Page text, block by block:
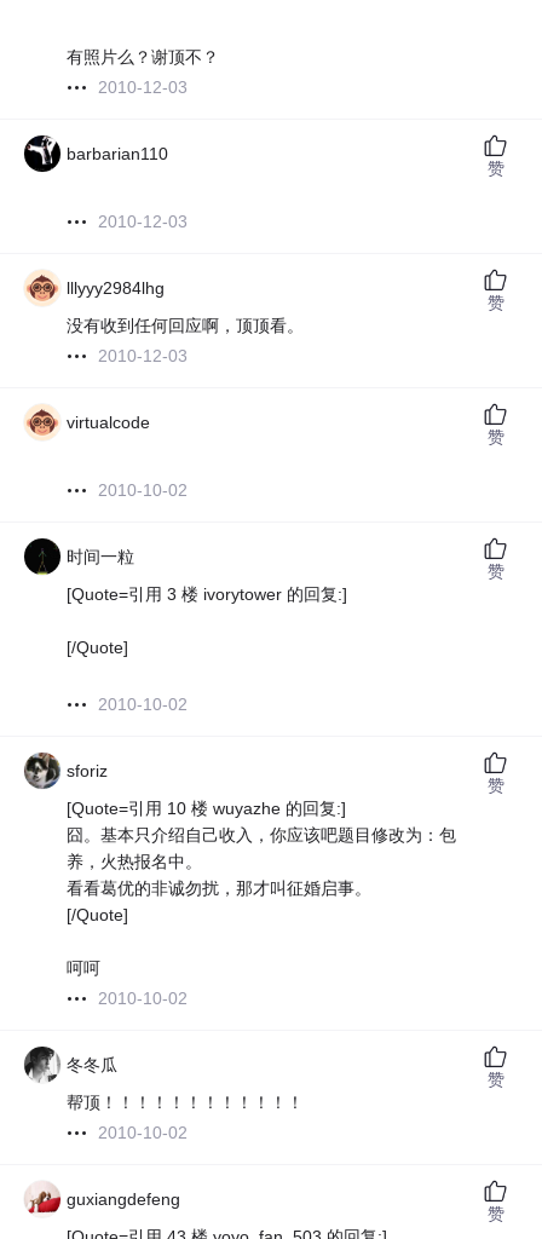
有照片么？谢顶不？
2010-12-03
barbarian110
2010-12-03
赞
lllyyy2984lhg
没有收到任何回应啊，顶顶看。
2010-12-03
赞
virtualcode
2010-10-02
赞
时间一粒
[Quote=引用 3 楼 ivorytower 的回复:]
[/Quote]
2010-10-02
赞
sforiz
[Quote=引用 10 楼 wuyazhe 的回复:]
囧。基本只介绍自己收入，你应该吧题目修改为：包
养，火热报名中。
看看葛优的非诚勿扰，那才叫征婚启事。
[/Quote]
呵呵
2010-10-02
赞
冬冬瓜
帮顶！！！！！！！！！！！！
2010-10-02
赞
guxiangdefeng
赞